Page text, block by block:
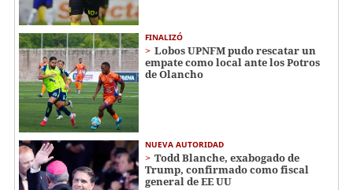
FINALIZÓ
Lobos UPNFM pudo rescatar un
empate como local ante los Potros
de Olancho
NUEVA AUTORIDAD
Todd Blanche, exabogado de
Trump, confirmado como fiscal
general de EE UU